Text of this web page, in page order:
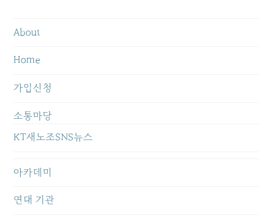
About
Home
가입신청
소통마당
KT새노조SNS뉴스
아카데미
연대 기관